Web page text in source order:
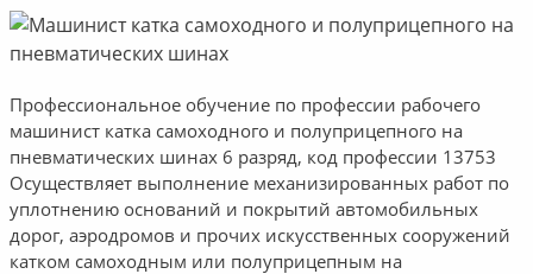
Профессиональное обучение по профессии рабочего
машинист катка самоходного и полуприцепного на
пневматических шинах 6 разряд, код профессии 13753
Осуществляет выполнение механизированных работ по
уплотнению оснований и покрытий автомобильных
дорог, аэродромов и прочих искусственных сооружений
катком самоходным или полуприцепным на